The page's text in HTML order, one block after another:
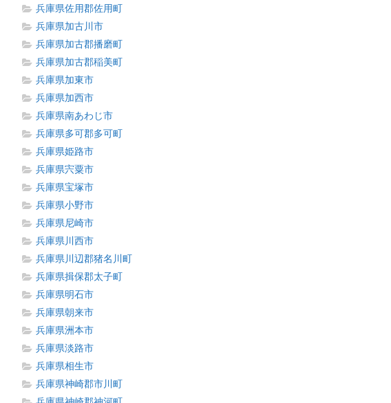
兵庫県佐用郡佐用町
兵庫県加古川市
兵庫県加古郡播磨町
兵庫県加古郡稲美町
兵庫県加東市
兵庫県加西市
兵庫県南あわじ市
兵庫県多可郡多可町
兵庫県姫路市
兵庫県宍粟市
兵庫県宝塚市
兵庫県小野市
兵庫県尼崎市
兵庫県川西市
兵庫県川辺郡猪名川町
兵庫県揖保郡太子町
兵庫県明石市
兵庫県朝来市
兵庫県洲本市
兵庫県淡路市
兵庫県相生市
兵庫県神崎郡市川町